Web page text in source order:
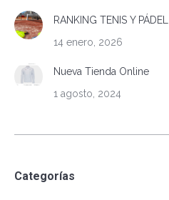
RANKING TENIS Y PÁDEL
14 enero, 2026
Nueva Tienda Online
1 agosto, 2024
Categorías